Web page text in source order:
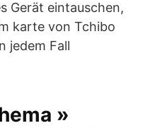
Gerät eintauschen,
karte von Tchibo
jedem Fall
»